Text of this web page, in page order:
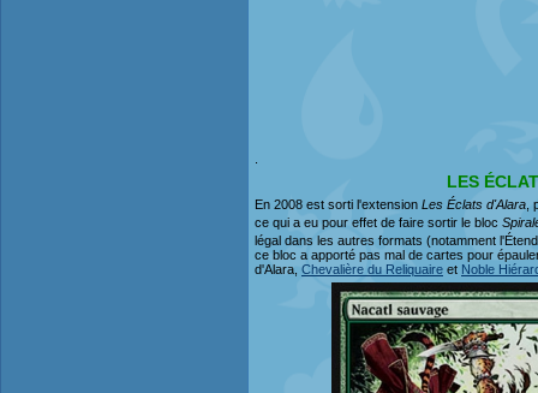
LES
En 2008 est sorti l'extension Les Éclats d'Alara
ce qui a eu pour effet de faire sortir le bloc
légal dans les autres formats (notamment
ce bloc a apporté pas mal de cartes pour
d'Alara, Chevalière du Reliquaire et Noble